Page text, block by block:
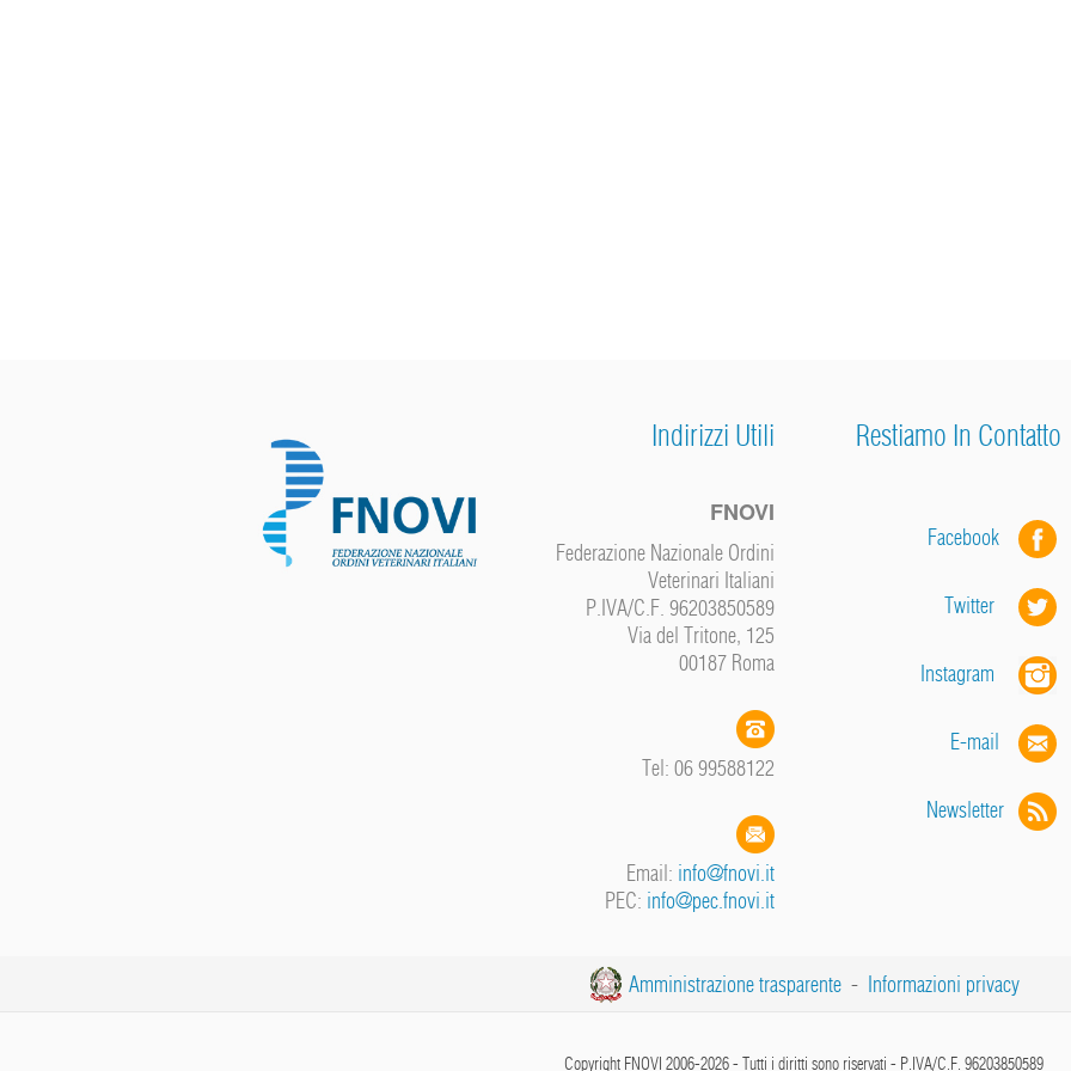
Indirizzi Utili
FNOVI
Federazione Nazionale Ordini
Veterinari Italiani
P.IVA/C.F. 96203850589
Via del Tritone, 125
00187 Roma
Tel: 06 99588122
Email: info@fnovi.it
PEC: info@pec.fnovi.it
Restiamo In Contatto
Facebook
Twitter
Instagram
E-mail
Newsletter
Amministrazione trasparente- Informazioni privacy
Copyright FNOVI 2006-2026 - Tutti i diritti sono riservati - P.IVA/C.F. 96203850589